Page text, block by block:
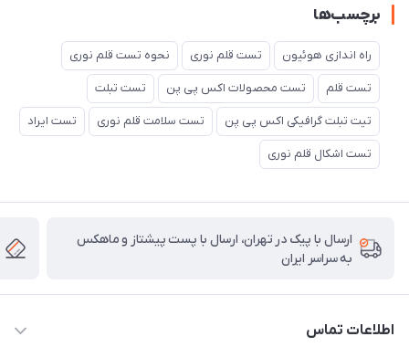
برچسب‌ها
راه اندازی هوئیون تست قلم نوری نحوه تست قلم نوری
تست قلم تست محصولات اکس پی پن تست تبلت
تیت تبلت گرافیکی اکس پی پن تست سلامت قلم نوری تست ایراد
تست اشکال قلم نوری
ارسال با پیک در تهران، ارسال با پست پیشتاز و ماهکس
به سراسر ایران
اطلاعات تماس